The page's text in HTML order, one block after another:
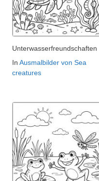
Unterwasserfreundschaften
In Ausmalbilder von Sea
creatures